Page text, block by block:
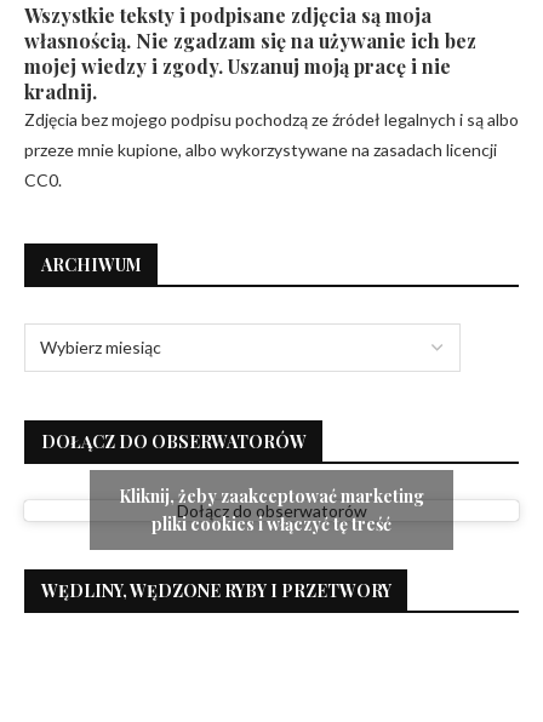
Wszystkie teksty i podpisane zdjęcia są moja
własnością. Nie zgadzam się na używanie ich bez
mojej wiedzy i zgody. Uszanuj moją pracę i nie
kradnij.
Zdjęcia bez mojego podpisu pochodzą ze źródeł legalnych i są albo
przeze mnie kupione, albo wykorzystywane na zasadach licencji
CC0.
ARCHIWUM
DOŁĄCZ DO OBSERWATORÓW
Dołącz do obserwatorów
Kliknij, żeby zaakceptować marketing
pliki cookies i włączyć tę treść
WĘDLINY, WĘDZONE RYBY I PRZETWORY